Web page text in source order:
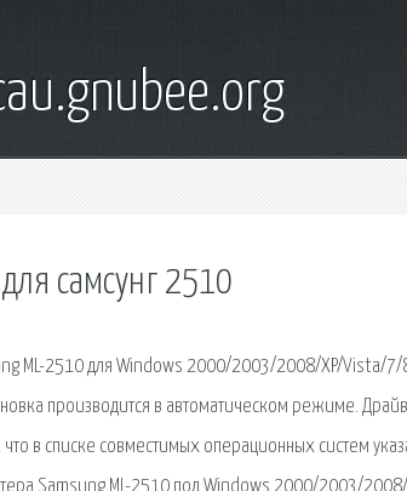
самсунг 2510
ML-2510 для Windows 2000/2003/2008/XP/Vista/
производится в автоматическом режиме.
что в списке совместимых операционных систем
Samsung ML-2510 под Windows 2000/2003/